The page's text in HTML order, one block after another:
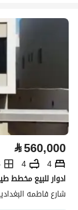
⃁560,000
4
4
ادوار للبيع مخطط
شارع فاطمه